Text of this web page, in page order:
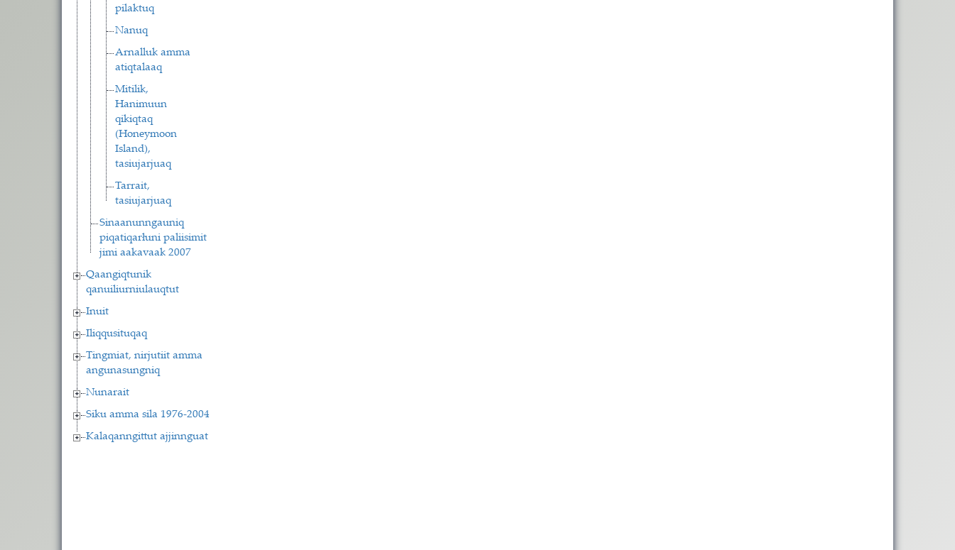
pilaktuq
Nanuq
Arnalluk amma
atiqtalaaq
Mitilik,
Hanimuun
qikiqtaq
(Honeymoon
Island),
tasiujarjuaq
Tarrait,
tasiujarjuaq
Sinaanunngauniq
piqatiqarłuni paliisimit
jimi aakavaak 2007
Qaangiqtunik
qanuiliurniulauqtut
Inuit
Iliqqusituqaq
Tingmiat, nirjutiit amma
angunasungniq
Nunarait
Siku amma sila 1976-2004
Kalaqanngittut ajjinnguat